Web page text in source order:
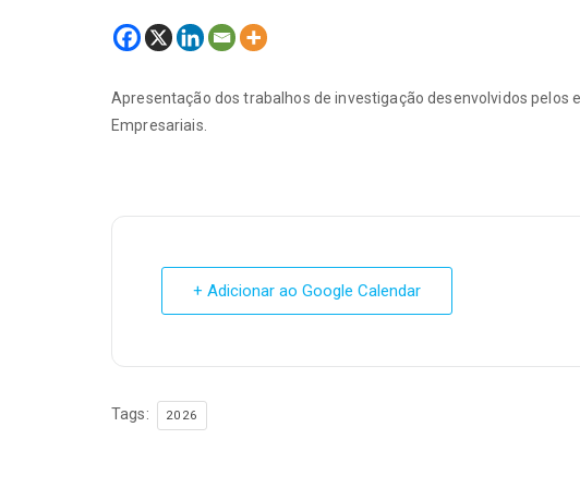
Apresentação dos trabalhos de investigação desenvolvidos pelos
Empresariais.
+ Adicionar ao Google Calendar
Tags: 2026